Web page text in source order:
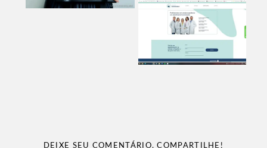
DEIXE SEU COMENTÁRIO, COMPARTILHE!